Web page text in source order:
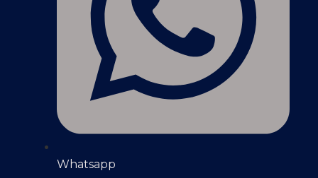
Whatsapp